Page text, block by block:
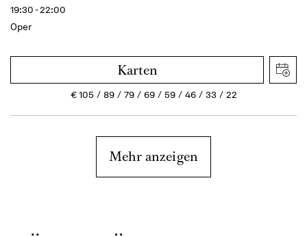
19:30 - 22:00
Oper
Karten
€105 89 79 69 59 46 33 22
Mehr anzeigen